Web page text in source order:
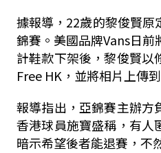
據報導，22歲的黎俊賢原
錦賽。美國品牌Vans日
計鞋款下架後，黎俊賢以
Free HK，並將相片上傳
報導指出，亞錦賽主辦方
香港球員施寶盛稱，有人
暗示希望後者能退賽，不